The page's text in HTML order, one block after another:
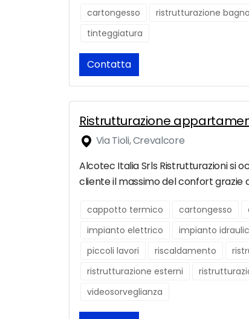
cartongesso ristrutturazione bagno
tinteggiatura
Contatta
Ristrutturazione
Via Tioli, Crevalcore
Alcotec Italia Srls Ristrutturazioni si
cliente il massimo del confort grazie
cappotto termico cartongesso
impianto elettrico
impianto
piccoli lavori
riscaldamento
ristrutturazione esterni
videosorveglianza